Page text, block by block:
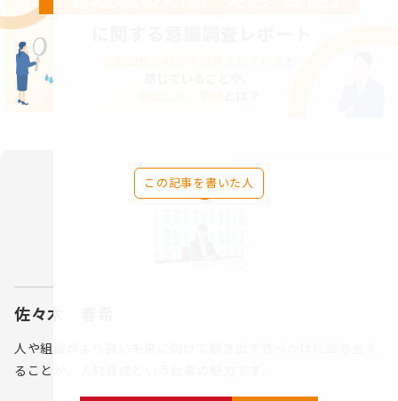
この記事を書いた人
佐々木 春希
人や組織がより良い未来に向けて動き出すきっかけに立ち会え
ることが、人材育成という仕事の魅力です。